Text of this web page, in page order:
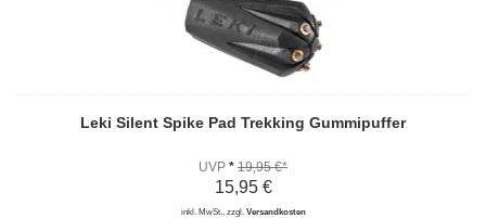
Leki Silent Spike Pad Trekking Gummipuffer
UVP * 19,95 €*
15,95 €
inkl. MwSt., zzgl. Versandkosten